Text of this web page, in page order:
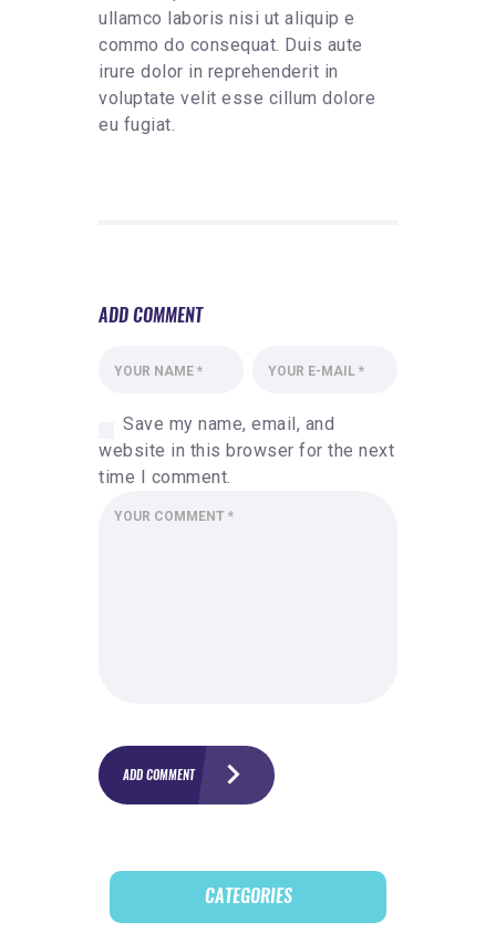
ullamco laboris nisi ut aliquip e
commo do consequat. Duis aute
irure dolor in reprehenderit in
voluptate velit esse cillum dolore
eu fugiat.
ADD COMMENT
Save my name, email, and
website in this browser for the next
time I comment.
CATEGORIES